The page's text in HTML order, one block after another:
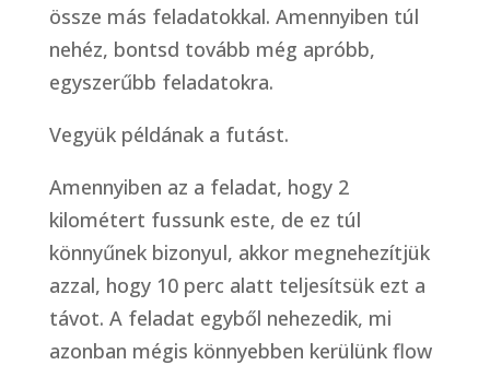
össze más feladatokkal. Amennyiben túl
nehéz, bontsd tovább még apróbb,
egyszerűbb feladatokra.
Vegyük példának a futást.
Amennyiben az a feladat, hogy 2
kilométert fussunk este, de ez túl
könnyűnek bizonyul, akkor megnehezítjük
azzal, hogy 10 perc alatt teljesítsük ezt a
távot. A feladat egyből nehezedik, mi
azonban mégis könnyebben kerülünk flow